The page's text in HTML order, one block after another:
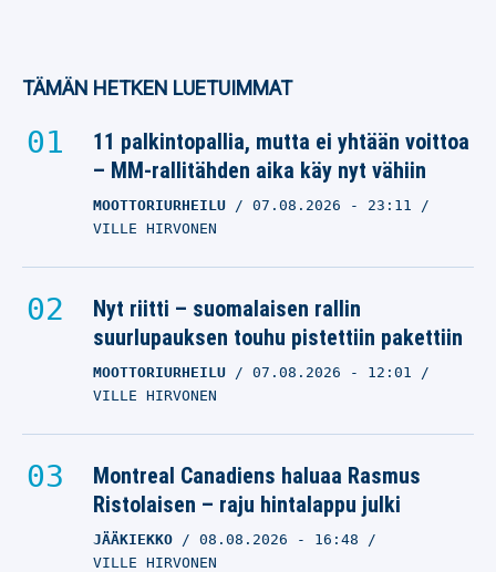
TÄMÄN HETKEN LUETUIMMAT
11 palkintopallia, mutta ei yhtään voittoa
– MM-rallitähden aika käy nyt vähiin
MOOTTORIURHEILU 07.08.2026 - 23:11
VILLE HIRVONEN
Nyt riitti – suomalaisen rallin
suurlupauksen touhu pistettiin pakettiin
MOOTTORIURHEILU 07.08.2026 - 12:01
VILLE HIRVONEN
Montreal Canadiens haluaa Rasmus
Ristolaisen – raju hintalappu julki
JÄÄKIEKKO 08.08.2026 - 16:48
VILLE HIRVONEN